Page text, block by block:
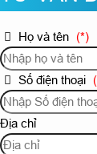
Họ và tên (*)
Số điện thoại
Địa chỉ